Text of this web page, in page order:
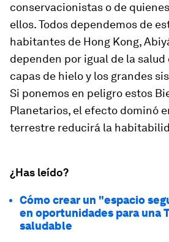
conservacionistas o de
ellos. Todos dependemos de
habitantes de Hong Kong,
dependen por igual de la salud
capas de hielo y los grandes
Si ponemos en peligro estos
Planetarios, el efecto dominó
terrestre reducirá la
¿Has leído?
Cómo crear un "espacio
en oportunidades para una
saludable